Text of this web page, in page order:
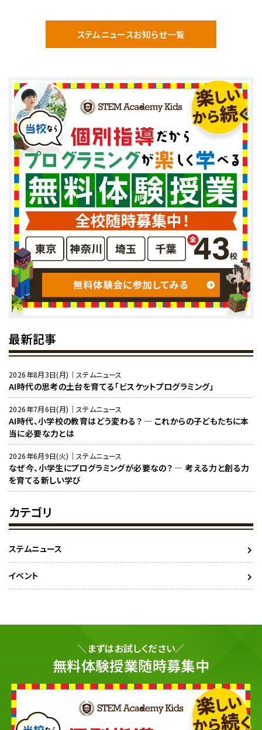
ステムニュースお知らせ一覧
最新記事
2026年8月3日(月)｜ステムニュース
AI時代の思考の土台を育てる「ビスケットプログラミング」
2026年7月6日(月)｜ステムニュース
AI時代、小学校の教育はどう変わる？ ― これからの子どもたちに本
当に必要な力とは
2026年6月9日(火)｜ステムニュース
なぜ今、小学生にプログラミングが必要なの？ ― 考える力と創る力
を育てる新しい学び
カテゴリ
ステムニュース
イベント
＼まずはお試しください／
無料体験授業随時募集中